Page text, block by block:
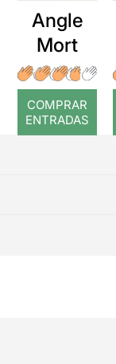
Angle
Mort
COMPRAR
ENTRADAS